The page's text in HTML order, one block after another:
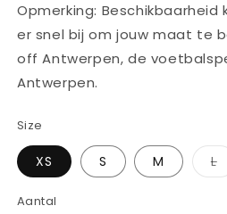
Opmerking: Beschikbaarheid
er snel bij om jouw maat te
off Antwerpen, de
Antwerpen.
Size
XS S M L
Aantal
Aantal